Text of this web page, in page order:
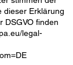
dieser Erklärung
DSGVO finden
legal-